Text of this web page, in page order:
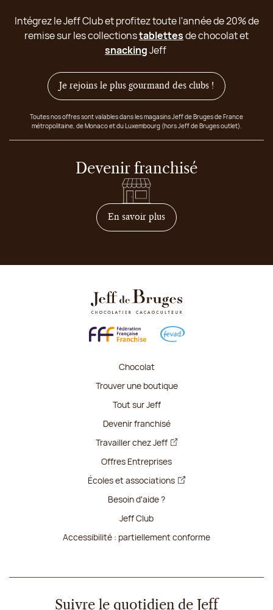
Intégrez le Jeff Club et profitez toute l'année de 20% de
remise sur les collectionstablettesde chocolat et
snackingJeff
Je rejoins le plus gourmand des clubs !
Toutes nos offres sont valables dans les magasins Jeff de Bruges de France
métropolitaine, de Monaco et du Luxembourg (hors Jeff de Bruges outlet).
Devenir franchisé
En savoir plussur comment devenir
Chocolat
Trouver une boutique
Tout sur Jeff
Devenir franchisé
Travailler chez Jeff
Offres Entreprises
Écoles et associations
Besoin d'aide ?
Jeff Club
Accessibilité : partiellement conforme
Suivre le quotidien de Jeff